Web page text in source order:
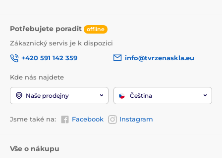
Potřebujete poradit offline
Zákaznický servis je k dispozici
+420 591 142 359
info@tvrzenaskla.eu
Kde nás najdete
Naše prodejny Čeština
Jsme také na: Facebook Instagram
Vše o nákupu